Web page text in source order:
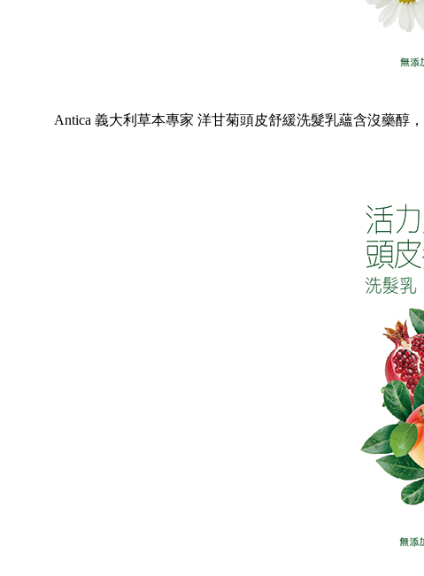
Antica 義大利草本專家 洋甘菊頭皮舒緩洗髮乳蘊含沒藥醇